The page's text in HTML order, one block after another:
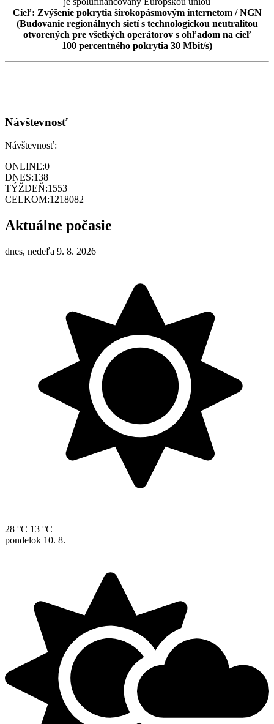
Cieľ: Zvýšenie pokrytia širokopásmovým internetom / NGN
(Budovanie regionálnych sietí s technologickou neutralitou
otvorených pre všetkých operátorov s ohľadom na cieľ
100 percentného pokrytia 30 Mbit/s)
Návštevnosť
Návštevnosť:
ONLINE:0
DNES:138
TÝŽDEŇ:1553
CELKOM:1218082
Aktuálne počasie
dnes, nedeľa 9. 8. 2026
28 °C 13 °C
pondelok 10. 8.